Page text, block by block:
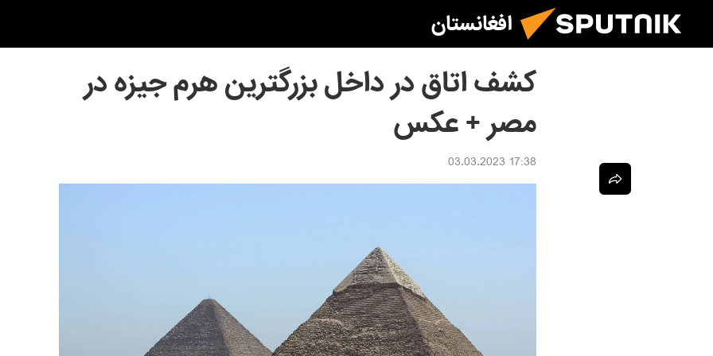
افغانستان
کشف اتاق در داخل بزرگترین هرم جیزه در
مصر + عکس
17:38 03.03.2023